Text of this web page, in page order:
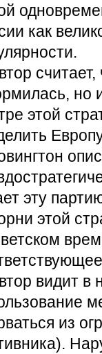
как
считает,
но
этой
эту
этой
видит в
из